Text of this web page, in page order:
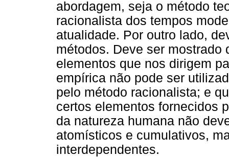
abordagem, seja o método
racionalista dos tempos
atualidade. Por outro lado,
métodos. Deve ser mostrado
elementos que nos dirigem
empírica não pode ser
pelo método racionalista; e
certos elementos fornecidos
da natureza humana não
atomísticos e cumulativos,
interdependentes.